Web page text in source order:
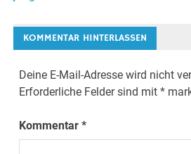
KOMMENTAR HINTERLASSEN
Deine E-Mail-Adresse wird nicht
Erforderliche Felder sind mit*
Kommentar*